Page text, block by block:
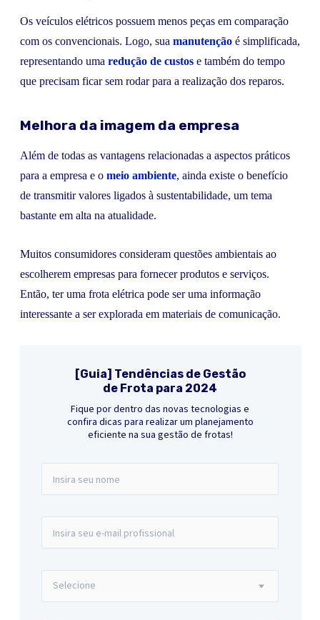
Os veículos elétricos possuem menos peças em comparação
com os convencionais. Logo, sua manutenção é simplificada,
representando uma redução de custos e também do tempo
que precisam ficar sem rodar para a realização dos reparos.
Melhora da imagem da empresa
Além de todas as vantagens relacionadas a aspectos práticos
para a empresa e o meio ambiente, ainda existe o benefício
de transmitir valores ligados à sustentabilidade, um tema
bastante em alta na atualidade.
Muitos consumidores consideram questões ambientais ao
escolherem empresas para fornecer produtos e serviços.
Então, ter uma frota elétrica pode ser uma informação
interessante a ser explorada em materiais de comunicação.
[Guia] Tendências de Gestão
de Frota para 2024
Fique por dentro das novas tecnologias e
confira dicas para realizar um planejamento
eficiente na sua gestão de frotas!